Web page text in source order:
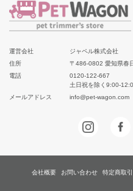
運営会社
ジャペル株式会社
住所
〒486-0802 愛知県春
電話
0120-122-667
土日祝を除く9:00-
メールアドレス
info@pet-wagon.com
会社概要 お問い合わせ 特定商取